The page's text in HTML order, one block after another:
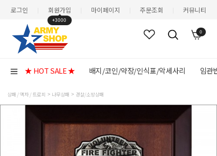
로그인 회원가입
+3000
마이페이지 주문조회 커뮤니티
0
★ HOT SALE ★ 배지/코인/약장/인식표/악세사리 임관
상패 / 액자 / 트로피 나무상패 경찰/소방상패